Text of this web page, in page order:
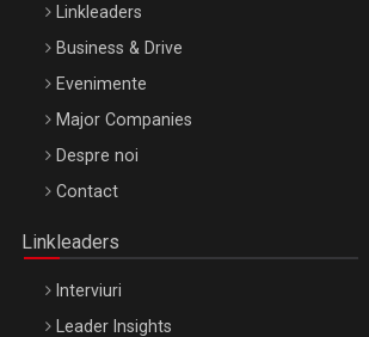
Be Inspired. Make it Happen!, ARTEMIS LETO,
Octombrie
Linkleaders
Business & Drive
Evenimente
Major Companies
Despre noi
Contact
Linkleaders
Interviuri
Leader Insights